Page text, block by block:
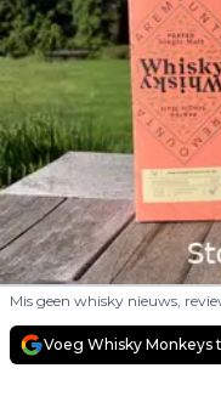
Mis geen whisky nieuws,
Voeg Whisky Monkeys